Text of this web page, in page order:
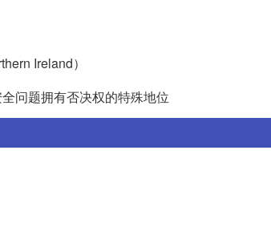
Ireland）
问题拥有否决权的特殊地位